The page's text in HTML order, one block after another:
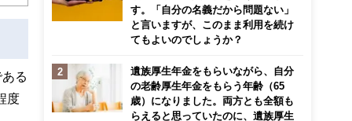
る
度
す。「自分の名義だから問題ない」
と言いますが、このまま利用を続け
てもよいのでしょうか？
遺族厚生年金をもらいながら、自分
の老齢厚生年金をもらう年齢（65
歳）になりました。両方とも全額も
らえると思っていたのに、遺族厚生